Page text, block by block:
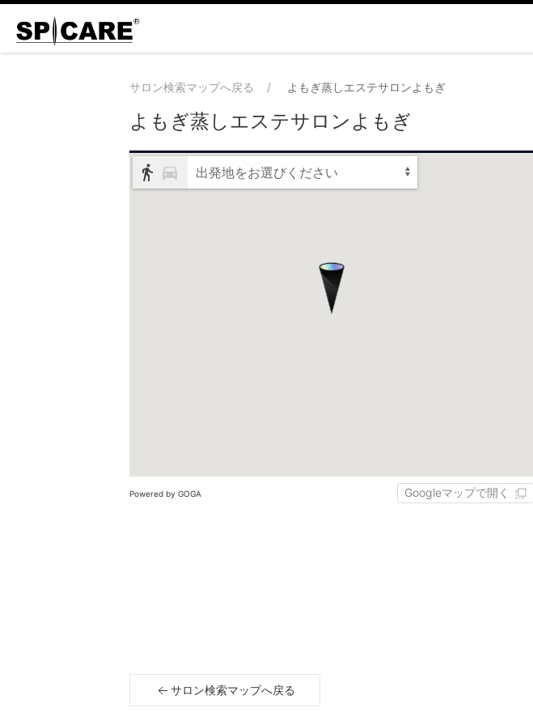
サロン検索マップへ戻る よもぎ蒸しエステサロンよもぎ
よもぎ蒸しエステサロンよもぎ
出発地をお選びください
Powered by GOGA Googleマップで開く
サロン検索マップへ戻る